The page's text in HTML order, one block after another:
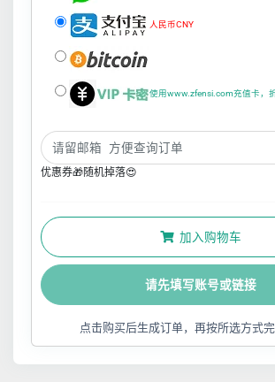
人民币CNY
使用www.zfensi.com充值卡，
优惠券🎁随机掉落😍
加入购物车
请先填写账号或链接
点击购买后生成订单，再按所选方式完